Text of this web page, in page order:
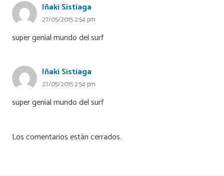
Iñaki Sistiaga
27/05/2015 2:54 pm
super genial mundo del surf
Iñaki Sistiaga
27/05/2015 2:54 pm
super genial mundo del surf
Los comentarios están cerrados.